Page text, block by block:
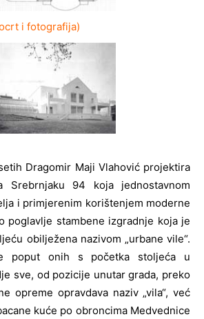
i fotografija)
Dragomir Maji Vlahović projektira
Srebrnjaku 94 koja jednostavnom
i primjerenim korištenjem moderne
poglavlje stambene izgradnje koja je
obilježena nazivom „urbane vile“.
poput onih s početka stoljeća u
sve, od pozicije unutar grada, preko
opreme opravdava naziv „vila“, već
kuće po obroncima Medvednice